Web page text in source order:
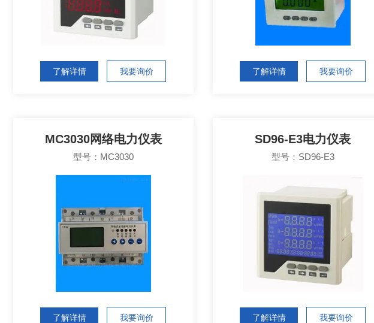
了解详情 我要询价 了解详情 我要询价
MC3030网络电力仪表
型号：MC3030
了解详情 我要询价
SD96-E3电力仪表
型号：SD96-E3
了解详情 我要询价